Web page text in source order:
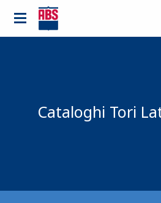
Cataloghi Tori